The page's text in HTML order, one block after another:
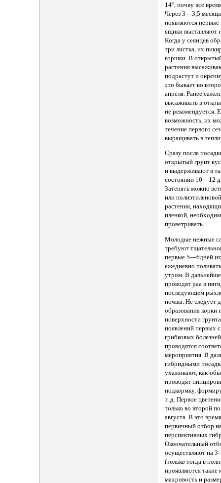
14°, почву все
Через 3—3,5
появляются первые
ящики выставляют
Когда у сеянцев
три листка, их
горшки. В
растения
подрастут и
это бывает во
апреля. Ранее
высаживать в
не рекомендуется.
возможность, их
течение первого
выращивать в
Сразу после
открытый грунт
и выдерживают в
состоянии 10—12
Затенять можно
или
растения,
пленкой,
проветривать.
Молодые нежные
требуют
первые 5—6дней их
ежедневно
утром. В
проводят раа в
последующем
почвы. Не следует
образования корки
поверхности
появлений первых
грибковых
проводятся
мероприятия. В
гибридными
ухаживают, как-
проводят
подкормку,
т. д. Первое
только во второй
августа. В это
первичный отбор
перспективных
Окончательный
осуществляют на
(только тогда в
проявляются такие
махровость и